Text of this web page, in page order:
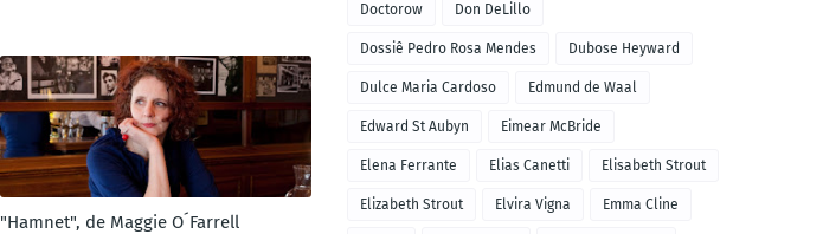
"Hamnet", de Maggie O´Farrell
Doctorow Don DeLillo
Dossiê Pedro Rosa Mendes Dubose Heyward
Dulce Maria Cardoso Edmund de Waal
Edward St Aubyn Eimear McBride
Elena Ferrante Elias Canetti Elisabeth Strout
Elizabeth Strout Elvira Vigna Emma Cline